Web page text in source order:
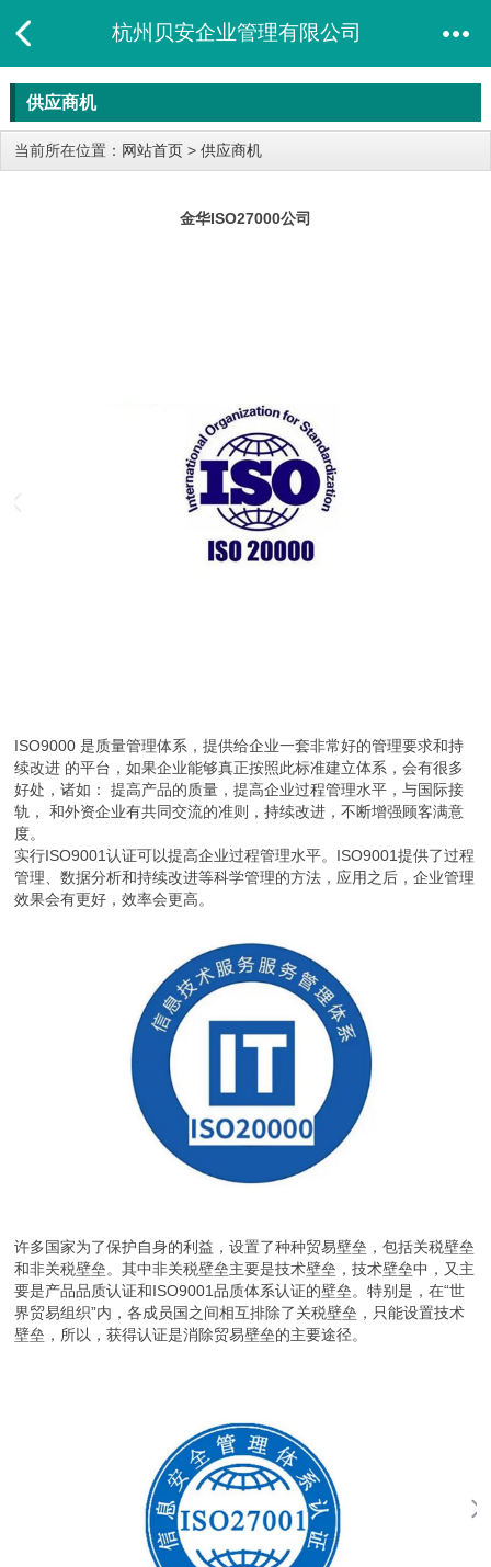
杭州贝安企业管理有限公司
供应商机
当前所在位置： 网站首页 > 供应商机
金华ISO27000公司
ISO9000 是质量管理体系，提供给企业一套非常好的管理要求和持
续改进 的平台，如果企业能够真正按照此标准建立体系，会有很多
好处，诸如： 提高产品的质量，提高企业过程管理水平，与国际接
轨， 和外资企业有共同交流的准则，持续改进，不断增强顾客满意
度。
实行ISO9001认证可以提高企业过程管理水平。ISO9001提供了过程
管理、数据分析和持续改进等科学管理的方法，应用之后，企业管理
效果会有更好，效率会更高。
许多国家为了保护自身的利益，设置了种种贸易壁垒，包括关税壁垒
和非关税壁垒。其中非关税壁垒主要是技术壁垒，技术壁垒中，又主
要是产品品质认证和ISO9001品质体系认证的壁垒。特别是，在“世
界贸易组织”内，各成员国之间相互排除了关税壁垒，只能设置技术
壁垒，所以，获得认证是消除贸易壁垒的主要途径。